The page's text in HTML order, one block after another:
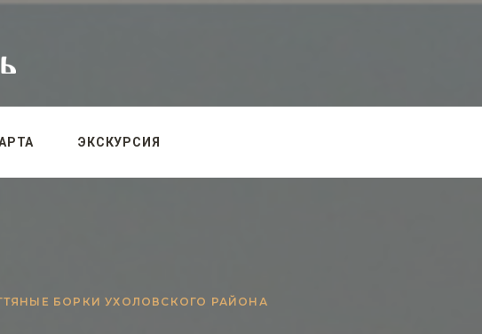
ЭКСКУРСИЯ
БОРКИ УХОЛОВСКОГО РАЙОНА